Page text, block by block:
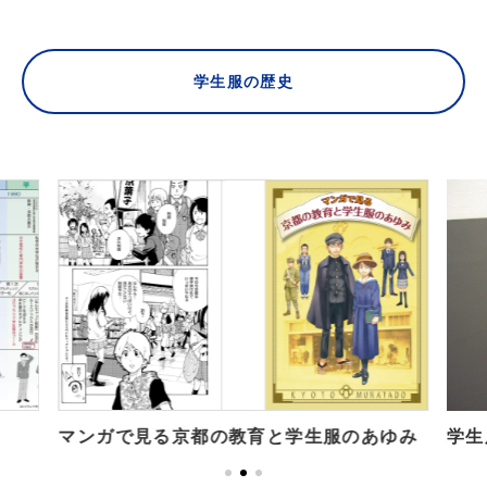
学生服の歴史
マンガで見る京都の教育と学生服のあゆみ 学